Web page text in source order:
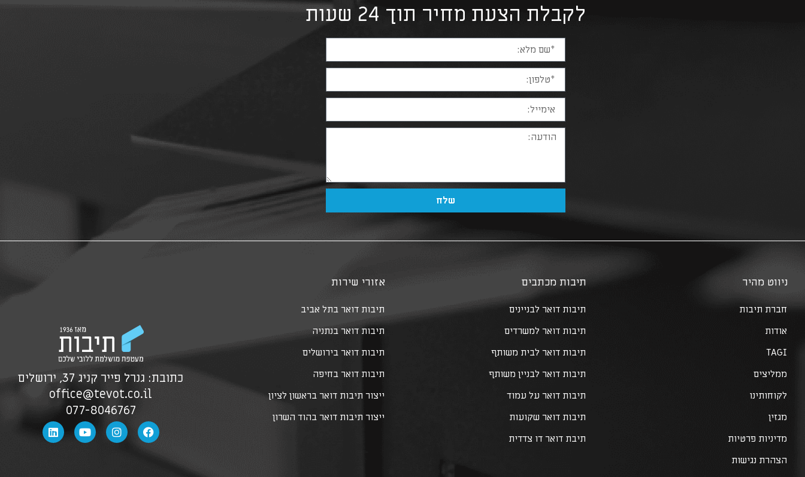
לקבלת הצעת מחיר תוך 24 שעות
שלח
ניווט מהיר
חברת תיבות
אודות
TAGI
ממליצים
לקוחותינו
מגזין
מדיניות פרטיות
הצהרת נגישות
תיבות מכתבים
תיבות דואר לבניינים
תיבות דואר למשרדים
תיבות דואר לבית משותף
תיבות דואר לבניין משותף
תיבות דואר על עמוד
תיבות דואר שקועות
תיבת דואר דו צדדית
אזורי שירות
תיבות דואר בתל אביב
תיבות דואר בנתניה
תיבות דואר בירושלים
תיבות דואר בחיפה
ייצור תיבות דואר בראשון לציון
ייצור תיבות דואר בהוד השרון
כתובת: גנרל פייר קניג 37, ירושלים
office@tevot.co.il
077-8046767